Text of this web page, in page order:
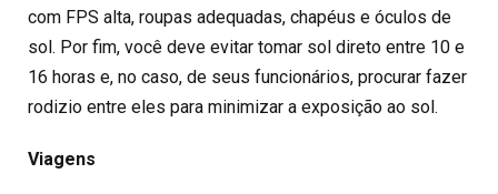
com FPS alta, roupas adequadas, chapéus e óculos de
sol. Por fim, você deve evitar tomar sol direto entre 10 e
16 horas e, no caso, de seus funcionários, procurar fazer
rodizio entre eles para minimizar a exposição ao sol.
Viagens